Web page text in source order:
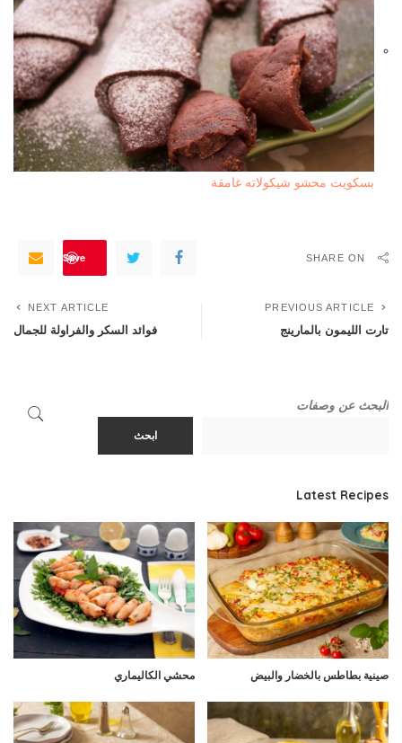
بسكويت محشو شيكولاته غامقة
SHARE ON
Save
PREVIOUS ARTICLE
تارت الليمون بالمارينج
NEXT ARTICLE
فوائد السكر والفراولة للجمال
البحث عن وصفات
ابحث
Latest Recipes
صينية بطاطس بالخضار والبيض محشي الكاليماري